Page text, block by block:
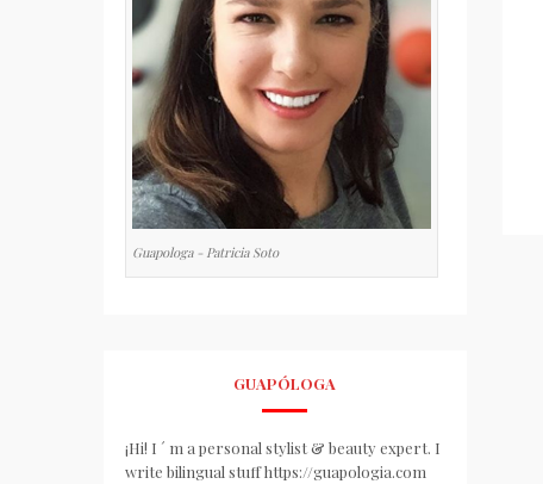
Guapologa - Patricia Soto
GUAPÓLOGA
¡Hi! I ´ m a personal stylist & beauty expert. I
write bilingual stuff https://guapologia.com